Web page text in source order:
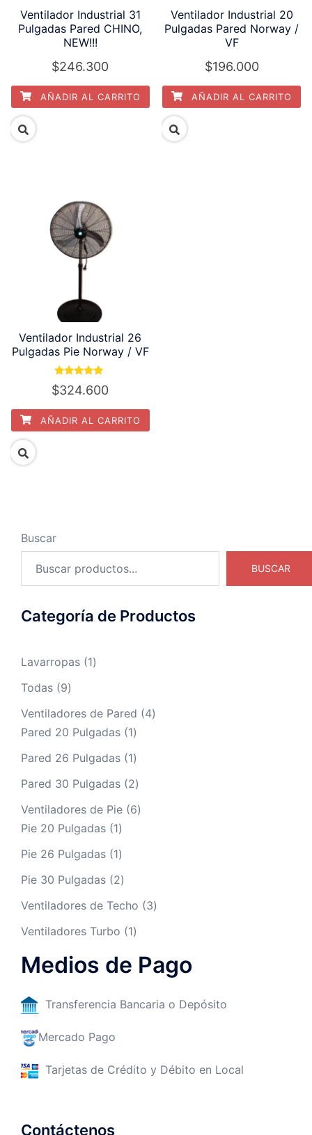
Ventilador Industrial 31
Pulgadas Pared CHINO,
NEW!!!
$246.300
AÑADIR AL CARRITO
Ventilador Industrial 20
Pulgadas Pared Norway /
VF
$196.000
AÑADIR AL CARRITO
Ventilador Industrial 26
Pulgadas Pie Norway / VF
Valorado
con
de 5
$324.600
AÑADIR AL CARRITO
Buscar
BUSCAR
Categoría de Productos
Lavarropas 1
Todas 9
Ventiladores de Pared
4
Pared 20 Pulgadas 1
Pared 26 Pulgadas 1
Pared 30 Pulgadas 2
Ventiladores de Pie 6
Pie 20 Pulgadas 1
Pie 26 Pulgadas 1
Pie 30 Pulgadas 2
Ventiladores de Techo
3
Ventiladores Turbo
1
Medios de Pago
Transferencia Bancaria o Depósito
Mercado Pago
Tarjetas de Crédito y Débito en Local
Contáctenos